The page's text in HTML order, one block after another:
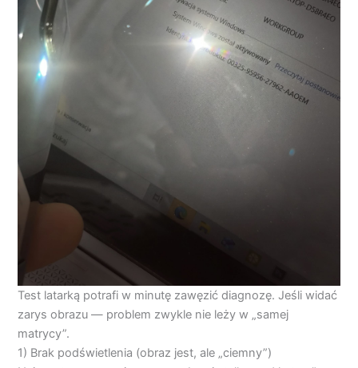
Test latarką potrafi w minutę zawęzić diagnozę. Jeśli widać
zarys obrazu — problem zwykle nie leży w „samej
matrycy”.
1) Brak podświetlenia (obraz jest, ale „ciemny”)